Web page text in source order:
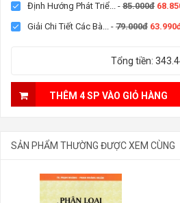
Định Hướng Phát Triể... - 85.000đ
Giải Chi Tiết Các Bà... - 79.000đ
Tổng tiền:
THÊM 4 SP VÀO GIỎ HÀNG
SẢN PHẨM THƯỜNG ĐƯỢC XEM CÙNG